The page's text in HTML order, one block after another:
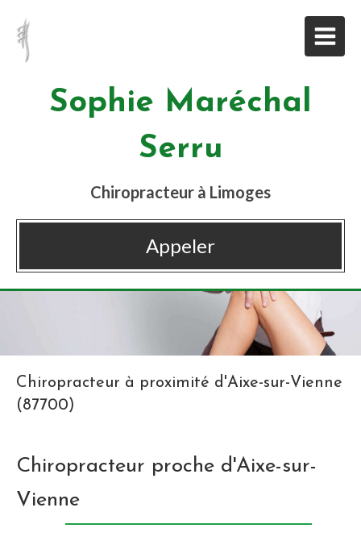
Sophie Maréchal
Serru
Chiropracteur à Limoges
Appeler
Chiropracteur à proximité d'Aixe-sur-Vienne
(87700)
Chiropracteur proche d'Aixe-sur-
Vienne